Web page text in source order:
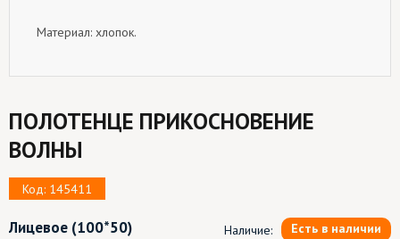
Материал: хлопок.
ПОЛОТЕНЦЕ ПРИКОСНОВЕНИЕ
ВОЛНЫ
Код: 145411
Лицевое (100*50) Наличие: Есть в наличии